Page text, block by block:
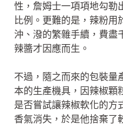
性，詹姆士一項項地勾勒
比例。更難的是，辣粉用
沖、潑的繁雜手續，費盡
辣醬才因應而生。
不過，隨之而來的包裝量
本的生產機具，因辣椒顆
是否嘗試讓辣椒軟化的方
香氣消失，於是他捨棄了